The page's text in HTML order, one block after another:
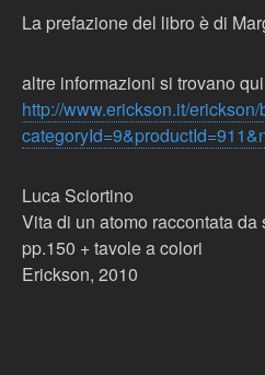
La prefazione del libro è di
altre informazioni si trovano
http://www.erickson.it/
Luca Sciortino
Vita di un atomo raccontata da
pp.150 + tavole a colori
Erickson, 2010